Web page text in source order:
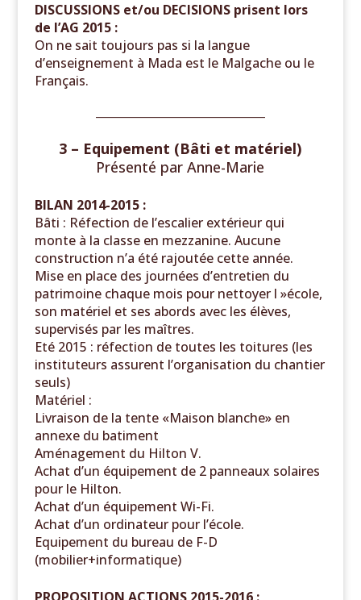
DISCUSSIONS et/ou DECISIONS prisent lors
de l’AG 2015 :
On ne sait toujours pas si la langue
d’enseignement à Mada est le Malgache ou le
Français.
3 – Equipement (Bâti et matériel)
Présenté parAnne-Marie
BILAN 2014-2015 :
Bâti : Réfection de l’escalier extérieur qui
monte à la classe en mezzanine. Aucune
construction n’a été rajoutée cette année.
Mise en place des journées d’entretien du
patrimoine chaque mois pour nettoyer l »école,
son matériel et ses abords avec les élèves,
supervisés par les maîtres.
Eté 2015 : réfection de toutes les toitures (les
instituteurs assurent l’organisation du chantier
seuls)
Matériel :
Livraison de la tente «Maison blanche» en
annexe du batiment
Aménagement du Hilton V.
Achat d’un équipement de 2 panneaux solaires
pour le Hilton.
Achat d’un équipement Wi-Fi.
Achat d’un ordinateur pour l’école.
Equipement du bureau de F-D
(mobilier+informatique)